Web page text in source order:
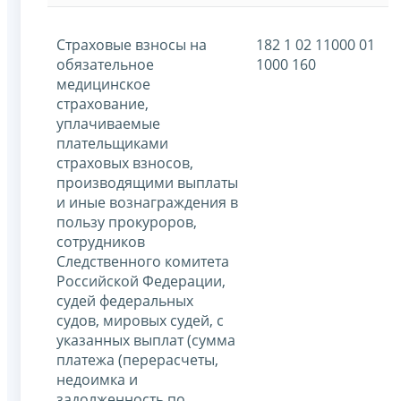
Страховые взносы на
обязательное
медицинское
страхование,
уплачиваемые
плательщиками
страховых взносов,
производящими выплаты
и иные вознаграждения в
пользу прокуроров,
сотрудников
Следственного комитета
Российской Федерации,
судей федеральных
судов, мировых судей, с
указанных выплат (сумма
платежа (перерасчеты,
недоимка и
182 1 02 11000 01
1000 160